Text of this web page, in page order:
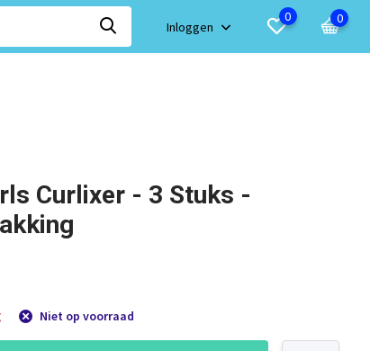
Inloggen
0 0
Curlixer - 3 Stuks -
Niet op voorraad